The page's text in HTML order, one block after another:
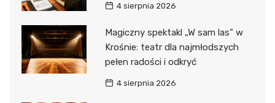
4 sierpnia 2026
Magiczny spektakl „W sam las” w
Krośnie: teatr dla najmłodszych
pełen radości i odkryć
4 sierpnia 2026